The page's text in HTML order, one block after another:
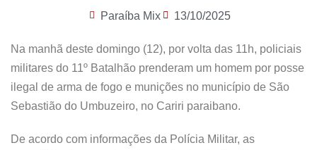
Paraíba Mix 13/10/2025
Na manhã deste domingo (12), por volta das 11h, policiais
militares do 11º Batalhão prenderam um homem por posse
ilegal de arma de fogo e munições no município de São
Sebastião do Umbuzeiro, no Cariri paraibano.
De acordo com informações da Polícia Militar, as